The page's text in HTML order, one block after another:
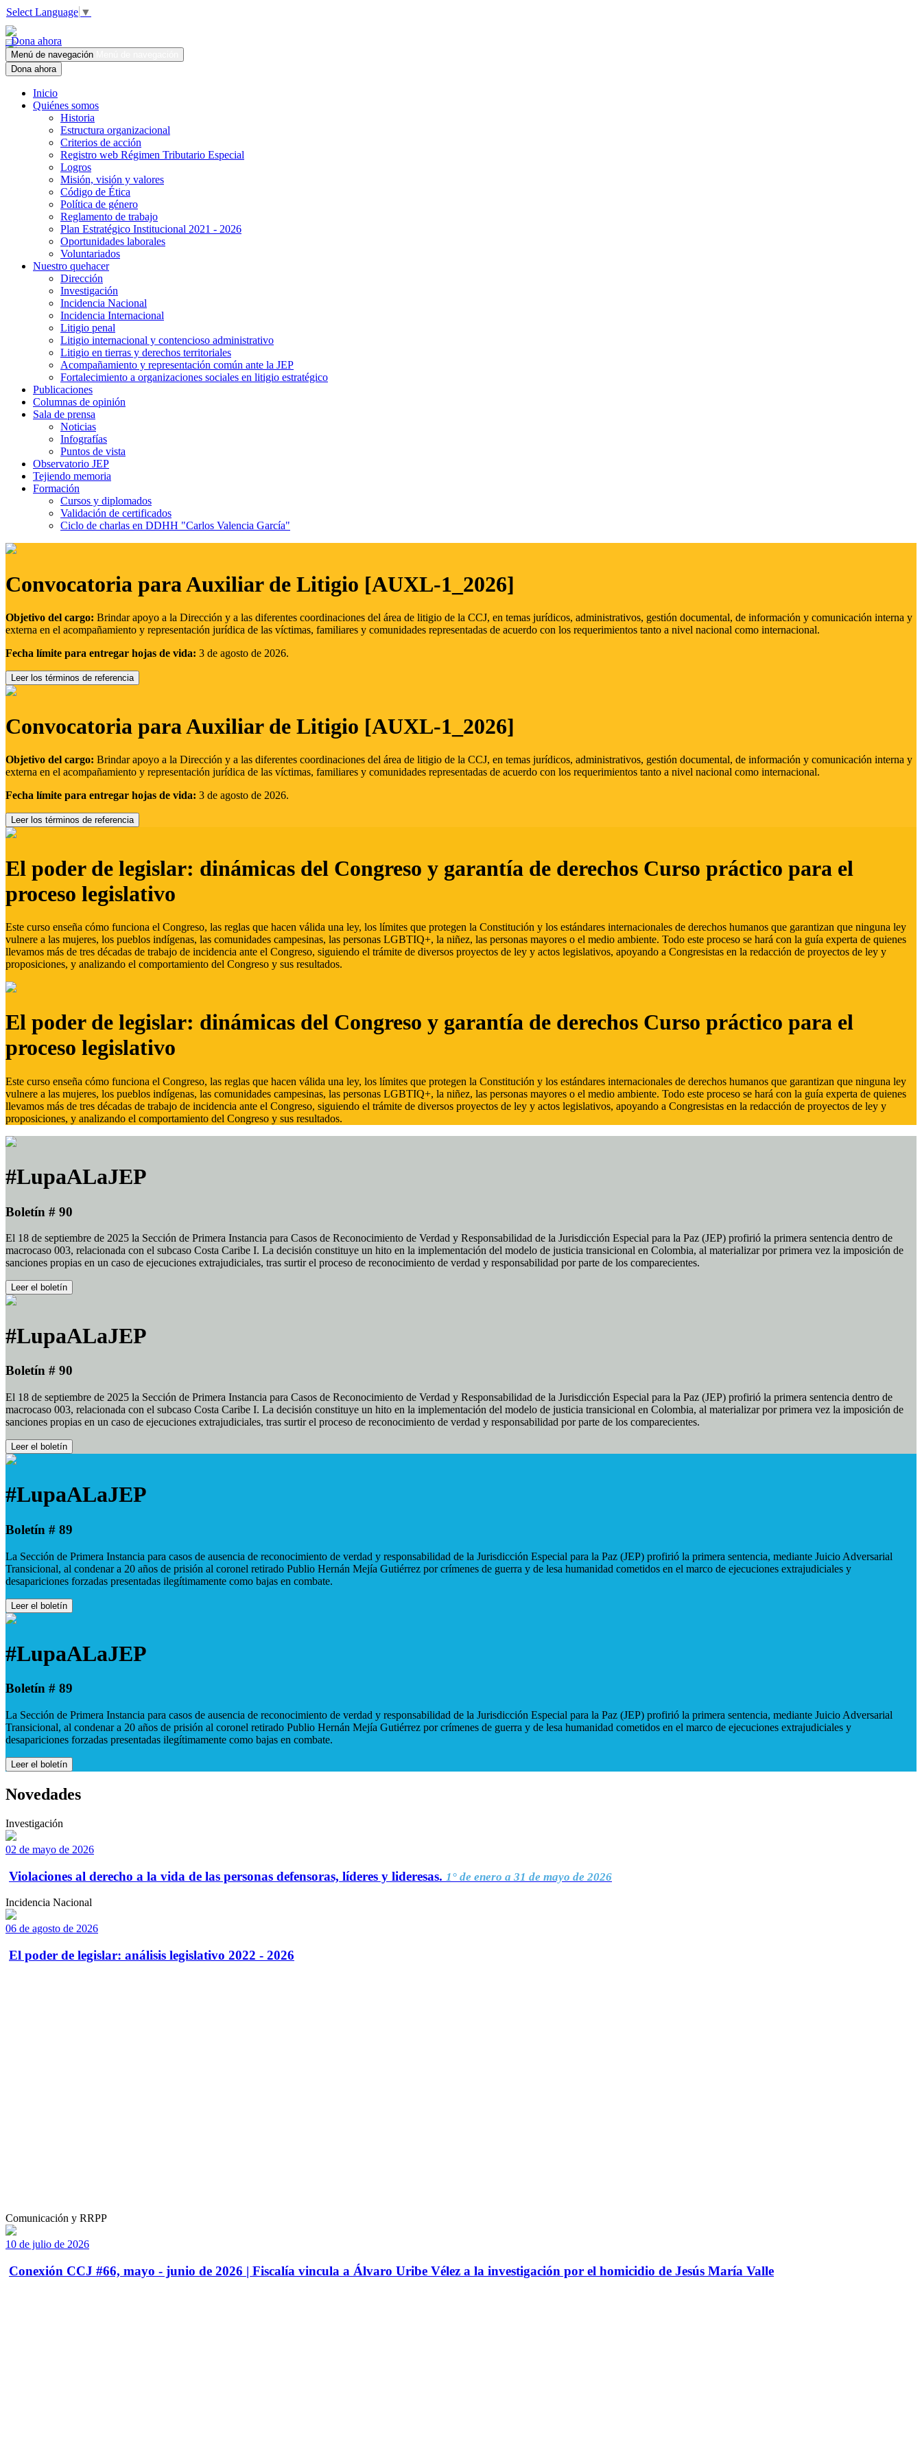
Select Language ▼
Dona ahora
Menú de navegación
Dona ahora
Inicio
Quiénes somos
Historia
Estructura organizacional
Criterios de acción
Registro web Régimen Tributario Especial
Logros
Misión, visión y valores
Código de Ética
Política de género
Reglamento de trabajo
Plan Estratégico Institucional 2021 - 2026
Oportunidades laborales
Voluntariados
Nuestro quehacer
Dirección
Investigación
Incidencia Nacional
Incidencia Internacional
Litigio penal
Litigio internacional y contencioso administrativo
Litigio en tierras y derechos territoriales
Acompañamiento y representación común ante la JEP
Fortalecimiento a organizaciones sociales en litigio estratégico
Publicaciones
Columnas de opinión
Sala de prensa
Noticias
Infografías
Puntos de vista
Observatorio JEP
Tejiendo memoria
Formación
Cursos y diplomados
Validación de certificados
Ciclo de charlas en DDHH "Carlos Valencia García"
Convocatoria para Auxiliar de Litigio [AUXL-1_2026]
Objetivo del cargo: Brindar apoyo a la Dirección y a las diferentes coordinaciones del área de litigio de la CCJ, en temas jurídicos, administrativos, gestión documental, de información y comunicación interna y
externa en el acompañamiento y representación jurídica de las víctimas, familiares y comunidades representadas de acuerdo con los requerimientos tanto a nivel nacional como internacional.
Fecha límite para entregar hojas de vida: 3 de agosto de 2026.
Leer los términos de referencia
Convocatoria para Auxiliar de Litigio [AUXL-1_2026]
Objetivo del cargo: Brindar apoyo a la Dirección y a las diferentes coordinaciones del área de litigio de la CCJ, en temas jurídicos, administrativos, gestión documental, de información y comunicación interna y
externa en el acompañamiento y representación jurídica de las víctimas, familiares y comunidades representadas de acuerdo con los requerimientos tanto a nivel nacional como internacional.
Fecha límite para entregar hojas de vida: 3 de agosto de 2026.
Leer los términos de referencia
El poder de legislar: dinámicas del Congreso y garantía de derechos Curso práctico para el
proceso legislativo
Este curso enseña cómo funciona el Congreso, las reglas que hacen válida una ley, los límites que protegen la Constitución y los estándares internacionales de derechos humanos que garantizan que ninguna ley
vulnere a las mujeres, los pueblos indígenas, las comunidades campesinas, las personas LGBTIQ+, la niñez, las personas mayores o el medio ambiente. Todo este proceso se hará con la guía experta de quienes
llevamos más de tres décadas de trabajo de incidencia ante el Congreso, siguiendo el trámite de diversos proyectos de ley y actos legislativos, apoyando a Congresistas en la redacción de proyectos de ley y
proposiciones, y analizando el comportamiento del Congreso y sus resultados.
El poder de legislar: dinámicas del Congreso y garantía de derechos Curso práctico para el
proceso legislativo
Este curso enseña cómo funciona el Congreso, las reglas que hacen válida una ley, los límites que protegen la Constitución y los estándares internacionales de derechos humanos que garantizan que ninguna ley
vulnere a las mujeres, los pueblos indígenas, las comunidades campesinas, las personas LGBTIQ+, la niñez, las personas mayores o el medio ambiente. Todo este proceso se hará con la guía experta de quienes
llevamos más de tres décadas de trabajo de incidencia ante el Congreso, siguiendo el trámite de diversos proyectos de ley y actos legislativos, apoyando a Congresistas en la redacción de proyectos de ley y
proposiciones, y analizando el comportamiento del Congreso y sus resultados.
#LupaALaJEP
Boletín # 90
El 18 de septiembre de 2025 la Sección de Primera Instancia para Casos de Reconocimiento de Verdad y Responsabilidad de la Jurisdicción Especial para la Paz (JEP) profirió la primera sentencia dentro de
macrocaso 003, relacionada con el subcaso Costa Caribe I. La decisión constituye un hito en la implementación del modelo de justicia transicional en Colombia, al materializar por primera vez la imposición de
sanciones propias en un caso de ejecuciones extrajudiciales, tras surtir el proceso de reconocimiento de verdad y responsabilidad por parte de los comparecientes.
Leer el boletín
#LupaALaJEP
Boletín # 90
El 18 de septiembre de 2025 la Sección de Primera Instancia para Casos de Reconocimiento de Verdad y Responsabilidad de la Jurisdicción Especial para la Paz (JEP) profirió la primera sentencia dentro de
macrocaso 003, relacionada con el subcaso Costa Caribe I. La decisión constituye un hito en la implementación del modelo de justicia transicional en Colombia, al materializar por primera vez la imposición de
sanciones propias en un caso de ejecuciones extrajudiciales, tras surtir el proceso de reconocimiento de verdad y responsabilidad por parte de los comparecientes.
Leer el boletín
#LupaALaJEP
Boletín # 89
La Sección de Primera Instancia para casos de ausencia de reconocimiento de verdad y responsabilidad de la Jurisdicción Especial para la Paz (JEP) profirió la primera sentencia, mediante Juicio Adversarial
Transicional, al condenar a 20 años de prisión al coronel retirado Publio Hernán Mejía Gutiérrez por crímenes de guerra y de lesa humanidad cometidos en el marco de ejecuciones extrajudiciales y
desapariciones forzadas presentadas ilegítimamente como bajas en combate.
Leer el boletín
#LupaALaJEP
Boletín # 89
La Sección de Primera Instancia para casos de ausencia de reconocimiento de verdad y responsabilidad de la Jurisdicción Especial para la Paz (JEP) profirió la primera sentencia, mediante Juicio Adversarial
Transicional, al condenar a 20 años de prisión al coronel retirado Publio Hernán Mejía Gutiérrez por crímenes de guerra y de lesa humanidad cometidos en el marco de ejecuciones extrajudiciales y
desapariciones forzadas presentadas ilegítimamente como bajas en combate.
Leer el boletín
Novedades
Investigación
02 de mayo de 2026
Violaciones al derecho a la vida de las personas defensoras, líderes y lideresas. 1° de enero a 31 de mayo de 2026
Incidencia Nacional
06 de agosto de 2026
El poder de legislar: análisis legislativo 2022 - 2026
Comunicación y RRPP
10 de julio de 2026
Conexión CCJ #66, mayo - junio de 2026 | Fiscalía vincula a Álvaro Uribe Vélez a la investigación por el homicidio de Jesús María Valle